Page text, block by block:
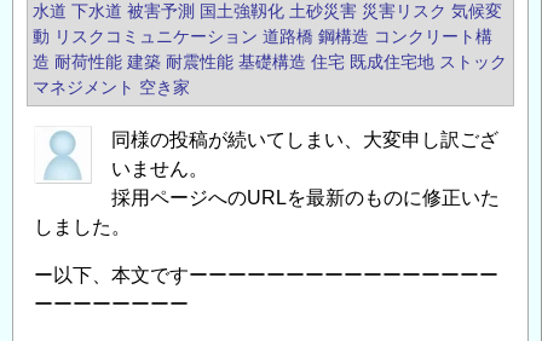
水道 下水道 被害予測 国土強靱化 土砂災害 災害リスク 気候変
動 リスクコミュニケーション 道路橋 鋼構造 コンクリート構
造 耐荷性能 建築 耐震性能 基礎構造 住宅 既成住宅地 ストック
マネジメント 空き家
同様の投稿が続いてしまい、大変申し訳ござ
いません。
採用ページへのURLを最新のものに修正いた
しました。
ー以下、本文ですーーーーーーーーーーーーーーーー
ーーーーーーーー